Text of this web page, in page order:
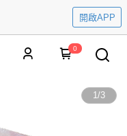
開啟APP
0
1/3